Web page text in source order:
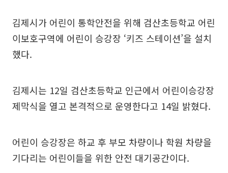
김제시가 어린이 통학안전을 위해 검산초등학교 어린
이보호구역에 어린이 승강장 ‘키즈 스테이션’을 설치
했다.
김제시는 12일 검산초등학교 인근에서 어린이승강장
제막식을 열고 본격적으로 운영한다고 14일 밝혔다.
어린이 승강장은 하교 후 부모 차량이나 학원 차량을
기다리는 어린이들을 위한 안전 대기공간이다.